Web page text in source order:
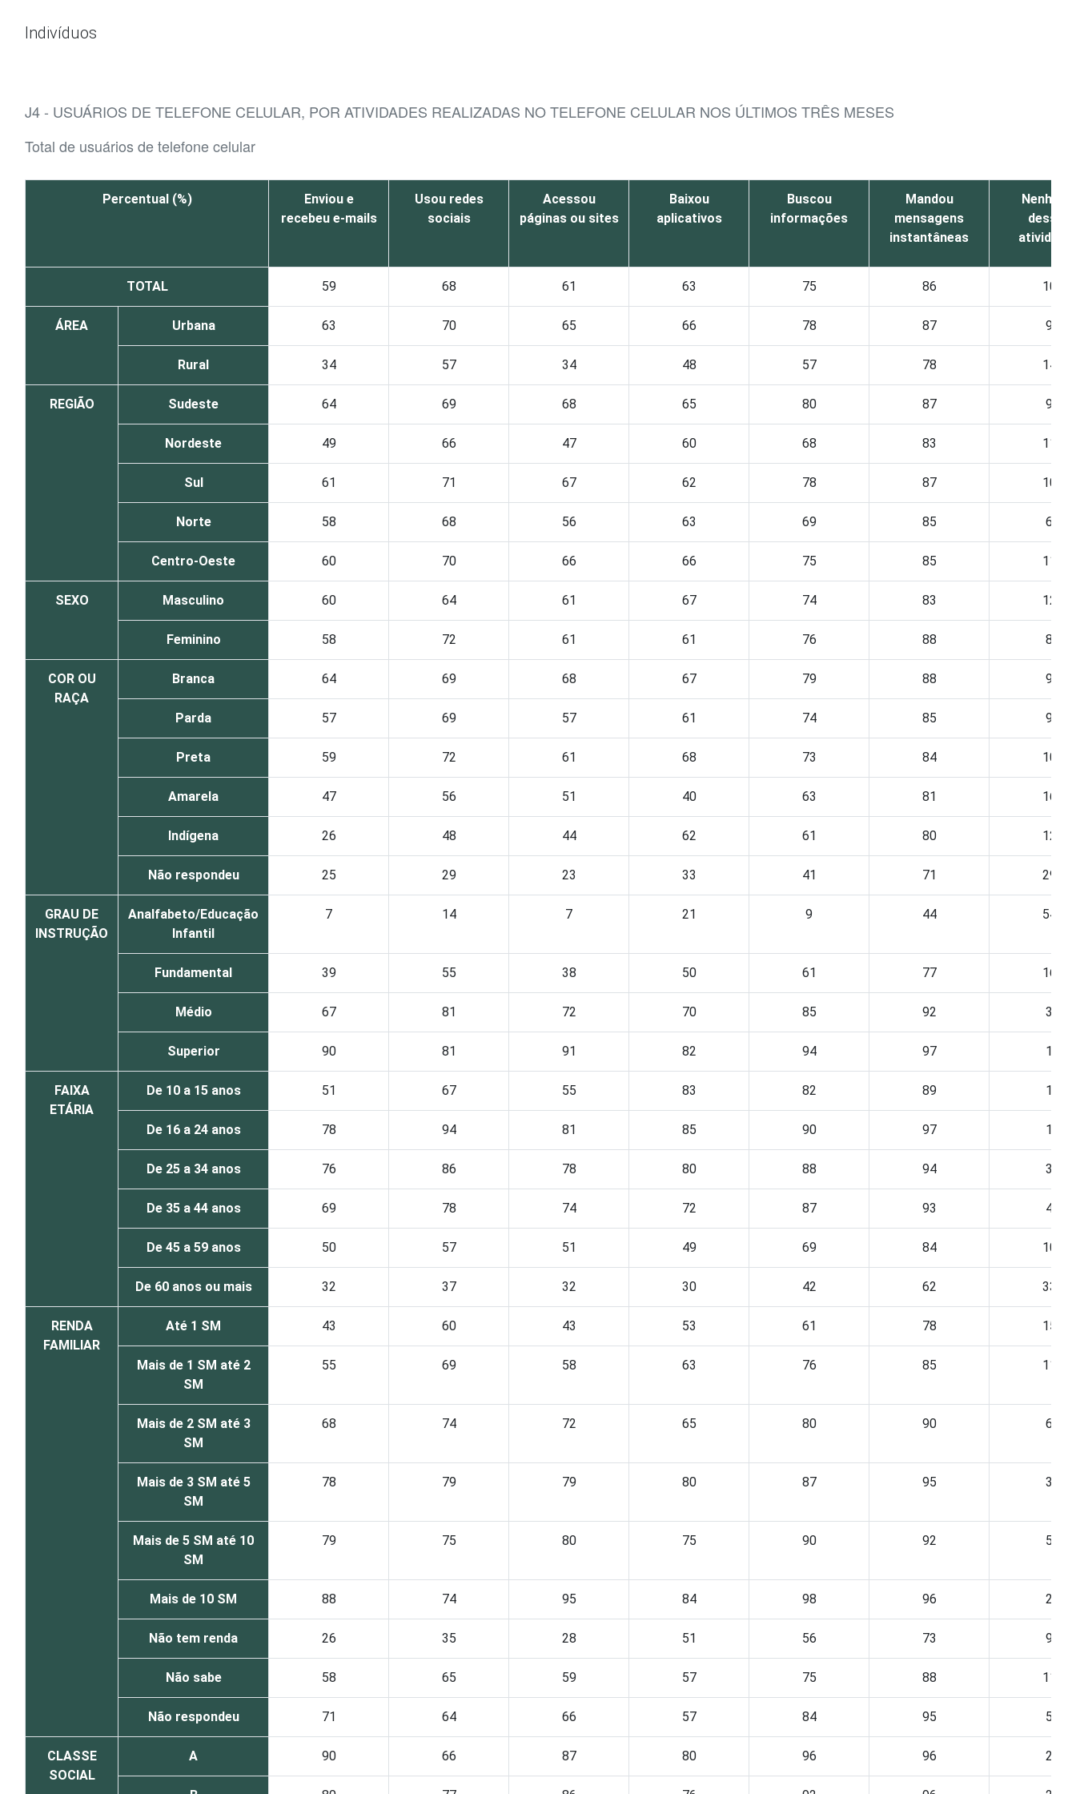
Indivíduos
J4 - USUÁRIOS DE TELEFONE CELULAR, POR ATIVIDADES REALIZADAS NO TELEFONE CELULAR NOS ÚLTIMOS TRÊS MESES
Total de usuários de telefone celular
Percentual (%)
Enviou e
recebeu e-mails
Usou redes
sociais
Acessou
páginas ou sites
Baixou
aplicativos
Buscou
informações
Mandou
mensagens
instantâneas
dessas
TOTAL 59 68 61 63 75 86 10
ÁREA Urbana 63 70 65 66 78 87 9
Rural 34 57 34 48 57 78 14
REGIÃO Sudeste 64 69 68 65 80 87 9
Nordeste 49 66 47 60 68 83 11
Sul 61 71 67 62 78 87 10
Norte 58 68 56 63 69 85 6
Centro-Oeste 60 70 66 66 75 85 11
SEXO Masculino 60 64 61 67 74 83 12
Feminino 58 72 61 61 76 88 8
COR OU
RAÇA
Branca 64 69 68 67 79 88 9
Parda 57 69 57 61 74 85 9
Preta 59 72 61 68 73 84 10
Amarela 47 56 51 40 63 81 16
Indígena 26 48 44 62 61 80 12
Não respondeu 25 29 23 33 41 71 29
GRAU DE
INSTRUÇÃO
Analfabeto/Educação
Infantil
7 14 7 21 9 44 54
Fundamental 39 55 38 50 61 77 16
Médio 67 81 72 70 85 92 3
Superior 90 81 91 82 94 97 1
FAIXA
ETÁRIA
De 10 a 15 anos 51 67 55 83 82 89 1
De 16 a 24 anos 78 94 81 85 90 97 1
De 25 a 34 anos 76 86 78 80 88 94 3
De 35 a 44 anos 69 78 74 72 87 93 4
De 45 a 59 anos 50 57 51 49 69 84 10
De 60 anos ou mais 32 37 32 30 42 62 33
RENDA
FAMILIAR
Até 1 SM 43 60 43 53 61 78 15
Mais de 1 SM até 2
SM
55 69 58 63 76 85 11
Mais de 2 SM até 3
SM
68 74 72 65 80 90 6
Mais de 3 SM até 5
SM
78 79 79 80 87 95 3
Mais de 5 SM até 10
SM
79 75 80 75 90 92 5
Mais de 10 SM 88 74 95 84 98 96 2
Não tem renda 26 35 28 51 56 73 9
Não sabe 58 65 59 57 75 88 11
Não respondeu 71 64 66 57 84 95 5
CLASSE
SOCIAL
A 90 66 87 80 96 96 2